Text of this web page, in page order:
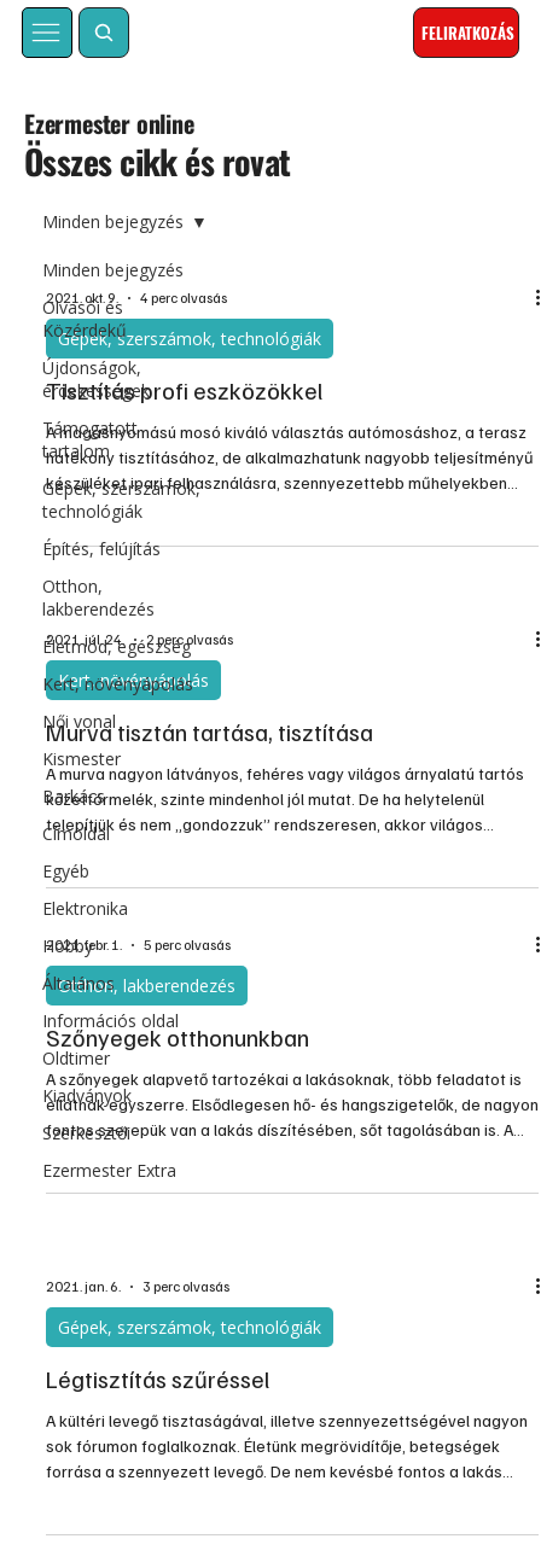
FELIRATKOZÁS
Összes cikk és rovat
Ezermester online
Minden bejegyzés
Olvasói és
Közérdekű
Újdonságok,
érdekességek
Támogatott
tartalom
Gépek, szerszámok,
technológiák
Építés, felújítás
Otthon,
lakberendezés
Életmód, egészség
Kert, növényápolás
Női vonal
Kismester
Barkács
Címoldal
Egyéb
Elektronika
Hobby
Általános
Információs oldal
Oldtimer
Kiadványok
Szerkesztői
Ezermester Extra
Minden bejegyzés
2021. okt. 9. 4 perc olvasás
Gépek, szerszámok, technológiák
Tisztítás profi eszközökkel
A magasnyomású mosó kiváló választás autómosáshoz, a terasz
hatékony tisztításához, de alkalmazhatunk nagyobb teljesítményű
készüléket ipari felhasználásra, szennyezettebb műhelyekben
vagy fertőtlenítő célokra. Erejét és sokoldalúságát egyre többen
választás a kerti bútorok, a terasz, a kerékpár, a medence, a falak
és a különféle munkagépek és eszközök (például betonkeverő,
talicska) tisztításához, fertőtlenítés
2021. júl. 24. 2 perc olvasás
Kert, növényápolás
Murva tisztán tartása, tisztítása
A murva nagyon látványos, fehéres vagy világos árnyalatú tartós
kőzettörmelék, szinte mindenhol jól mutat. De ha helytelenül
telepítjük és nem „gondozzuk” rendszeresen, akkor világos
2021. febr. 1. 5 perc olvasás
Otthon, lakberendezés
Szőnyegek otthonunkban
A szőnyegek alapvető tartozékai a lakásoknak, több feladatot is
ellátnak egyszerre. Elsődlegesen hő- és hangszigetelők, de nagyon
fontos szerepük van a lakás díszítésében, sőt tagolásában is. A
méretű szőnyeget célszerű választani.
2021. jan. 6. 3 perc olvasás
Gépek, szerszámok, technológiák
Légtisztítás szűréssel
A kültéri levegő tisztaságával, illetve szennyezettségével nagyon
sok fórumon foglalkoznak. Életünk megrövidítője, betegségek
forrása a szennyezett levegő. De nem kevésbé fontos a lakás